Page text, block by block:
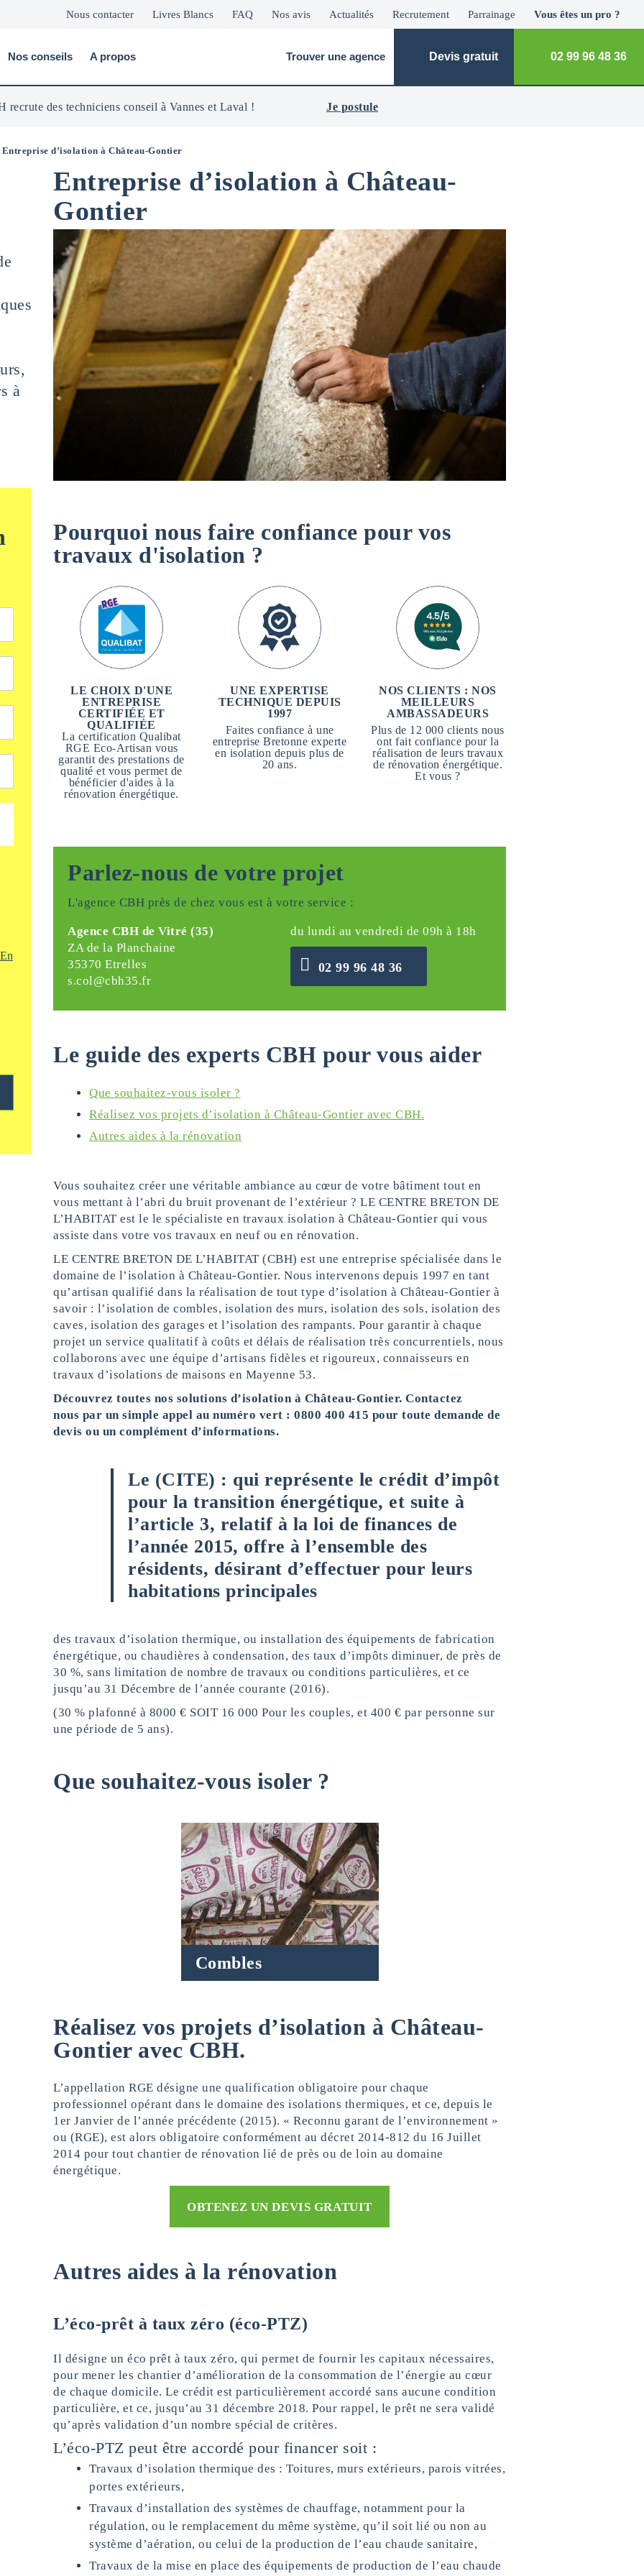
Nous contacter Livres Blancs FAQ Nos avis Actualités Recrutement Parrainage Vous êtes un pro ?
Nos conseils A propos Trouver une agence Devis gratuit 02 99 96 48 36
recrute des techniciens conseil à Vannes et Laval ! Je postule
Entreprise d’isolation à Château-Gontier
Entreprise d’isolation à Château-
Gontier
à
En
Pourquoi nous faire confiance pour vos
travaux d'isolation ?
LE CHOIX D'UNE
ENTREPRISE
CERTIFIÉE ET
QUALIFIÉE
La certification Qualibat
RGE Eco-Artisan vous
garantit des prestations de
qualité et vous permet de
bénéficier d'aides à la
rénovation énergétique.
UNE EXPERTISE
TECHNIQUE DEPUIS
1997
Faites confiance à une
entreprise Bretonne experte
en isolation depuis plus de
20 ans.
NOS CLIENTS : NOS
MEILLEURS
AMBASSADEURS
Plus de 12 000 clients nous
ont fait confiance pour la
réalisation de leurs travaux
de rénovation énergétique.
Et vous ?
Parlez-nous de votre projet
L'agence CBH près de chez vous est à votre service :
Agence CBH de Vitré (35)
ZA de la Planchaine
35370 Etrelles
s.col@cbh35.fr
du lundi au vendredi de 09h à 18h
02 99 96 48 36
Le guide des experts CBH pour vous aider
Que souhaitez-vous isoler ?
Réalisez vos projets d’isolation à Château-Gontier avec CBH.
Autres aides à la rénovation
Vous souhaitez créer une véritable ambiance au cœur de votre bâtiment tout en
vous mettant à l’abri du bruit provenant de l’extérieur ? LE CENTRE BRETON DE
L’HABITAT est le le spécialiste en travaux isolation à Château-Gontier qui vous
assiste dans votre vos travaux en neuf ou en rénovation.
LE CENTRE BRETON DE L’HABITAT (CBH) est une entreprise spécialisée dans le
domaine de l’isolation à Château-Gontier. Nous intervenons depuis 1997 en tant
qu’artisan qualifié dans la réalisation de tout type d’isolation à Château-Gontier à
savoir : l’isolation de combles, isolation des murs, isolation des sols, isolation des
caves, isolation des garages et l’isolation des rampants. Pour garantir à chaque
projet un service qualitatif à coûts et délais de réalisation très concurrentiels, nous
collaborons avec une équipe d’artisans fidèles et rigoureux, connaisseurs en
travaux d’isolations de maisons en Mayenne 53.
Découvrez toutes nos solutions d’isolation à Château-Gontier. Contactez
nous par un simple appel au numéro vert : 0800 400 415 pour toute demande de
devis ou un complément d’informations.
Le (CITE) : qui représente le crédit d’impôt
pour la transition énergétique, et suite à
l’article 3, relatif à la loi de finances de
l’année 2015, offre à l’ensemble des
résidents, désirant d’effectuer pour leurs
habitations principales
des travaux d’isolation thermique, ou installation des équipements de fabrication
énergétique, ou chaudières à condensation, des taux d’impôts diminuer, de près de
30 %, sans limitation de nombre de travaux ou conditions particulières, et ce
jusqu’au 31 Décembre de l’année courante (2016).
(30 % plafonné à 8000 € SOIT 16 000 Pour les couples, et 400 € par personne sur
une période de 5 ans).
Que souhaitez-vous isoler ?
Combles
Réalisez vos projets d’isolation à Château-
Gontier avec CBH.
L’appellation RGE désigne une qualification obligatoire pour chaque
professionnel opérant dans le domaine des isolations thermiques, et ce, depuis le
1er Janvier de l’année précédente (2015). « Reconnu garant de l’environnement »
ou (RGE), est alors obligatoire conformément au décret 2014-812 du 16 Juillet
2014 pour tout chantier de rénovation lié de près ou de loin au domaine
énergétique.
OBTENEZ UN DEVIS GRATUIT
Autres aides à la rénovation
L’éco-prêt à taux zéro (éco-PTZ)
Il désigne un éco prêt à taux zéro, qui permet de fournir les capitaux nécessaires,
pour mener les chantier d’amélioration de la consommation de l’énergie au cœur
de chaque domicile. Le crédit est particulièrement accordé sans aucune condition
particulière, et ce, jusqu’au 31 décembre 2018. Pour rappel, le prêt ne sera validé
qu’après validation d’un nombre spécial de critères.
L’éco-PTZ peut être accordé pour financer soit :
Travaux d’isolation thermique des : Toitures, murs extérieurs, parois vitrées,
portes extérieurs,
Travaux d’installation des systèmes de chauffage, notamment pour la
régulation, ou le remplacement du même système, qu’il soit lié ou non au
système d’aération, ou celui de la production de l’eau chaude sanitaire,
Travaux de la mise en place des équipements de production de l’eau chaude